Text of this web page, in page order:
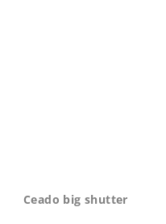
Ceado big shutter